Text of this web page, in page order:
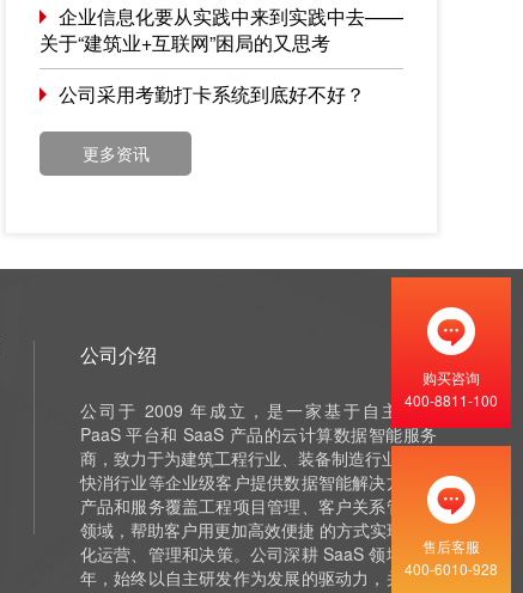
企业信息化要从实践中来到实践中去——
关于“建筑业+互联网”困局的又思考
公司采用考勤打卡系统到底好不好？
更多资讯
公司介绍
公司于 2009 年成立，是一家基于自主研发
PaaS 平台和 SaaS 产品的云计算数据智能服务
商，致力于为建筑工程行业、装备制造行业 和泛
快消行业等企业级客户提供数据智能解决方案，
产品和服务覆盖工程项目管理、客户关系管理等
领域，帮助客户用更加高效便捷 的方式实现数字
化运营、管理和决策。公司深耕 SaaS 领域十余
年，始终以自主研发作为发展的驱动力，并获评
购买咨询
400-8811-100
售后客服
400-6010-928